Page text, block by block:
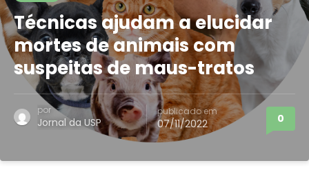
Técnicas ajudam a elucidar
mortes de animais com
suspeitas de maus-tratos
por
Jornal da USP
publicado em
07/11/2022 0